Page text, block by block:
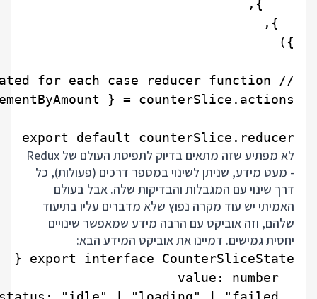
export default counterSlice.reducer
לא מפתיע שזה מתאים בדיוק לתפיסת העולם של Redux
- מעט מידע, שניתן לשינוי במספר דרכים (פעולות), כל
דרך שינוי עם המגבלות והבדיקות שלה. אבל בעולם
האמיתי יש עוד מקרה נפוץ שלא מדברים עליו בתיעוד
שלהם, וזה אוביקט עם הרבה מידע שמאפשר שינויים
יחסית גמישים. דמיינו את אוביקט המידע הבא: